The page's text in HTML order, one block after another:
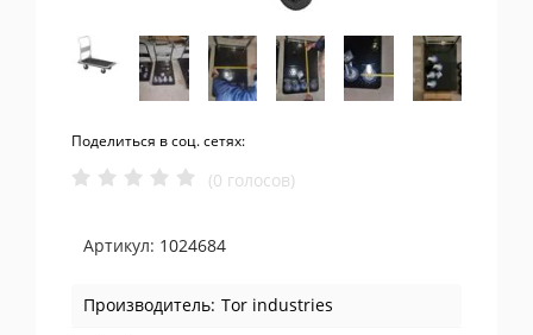
Поделиться в соц. сетях:
(0 голосов)
Артикул: 1024684
Производитель: Tor industries